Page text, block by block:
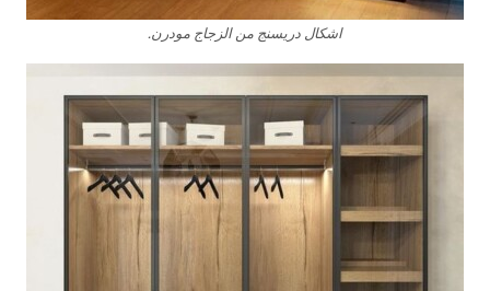
اشكال دريسنج من الزجاج مودرن.